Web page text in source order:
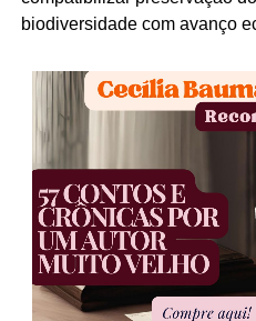
biodiversidade com avanço